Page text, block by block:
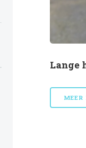
Lange
MEER